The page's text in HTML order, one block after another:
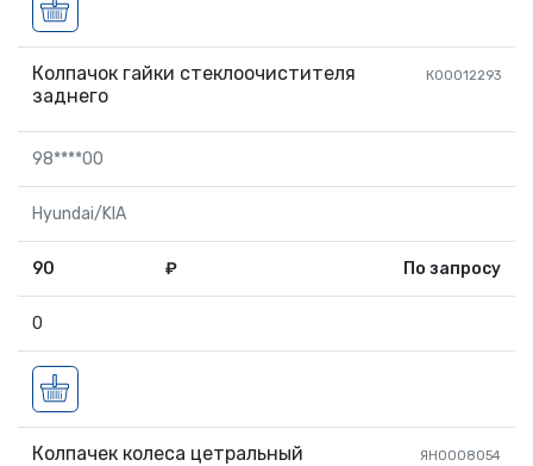
Колпачок гайки стеклоочистителя
заднего
К00012293
98****00
Hyundai/KIA
90 ₽ По запросу
0
Колпачек колеса цетральный ЯН0008054